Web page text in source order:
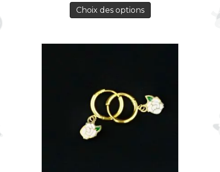
Choix des options